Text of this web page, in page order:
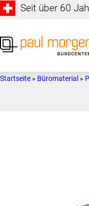
Zur
springen
Skip
main
Seit über 60
Morger
individuell
Startseite » Büromaterial »